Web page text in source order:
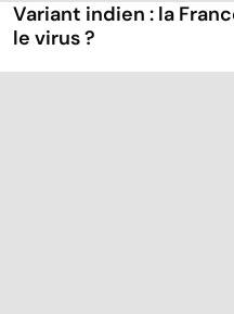
Variant indien : la
le virus ?